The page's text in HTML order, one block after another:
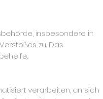
insbesondere in
zu. Das
verarbeiten, an sich